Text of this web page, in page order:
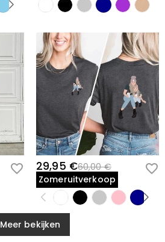
29,95 €60,00 €
Zomeruitverkoop
Meer bekijken